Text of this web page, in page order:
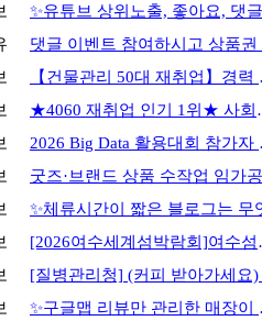
【건물
★4060 재취
[2026여
✨구